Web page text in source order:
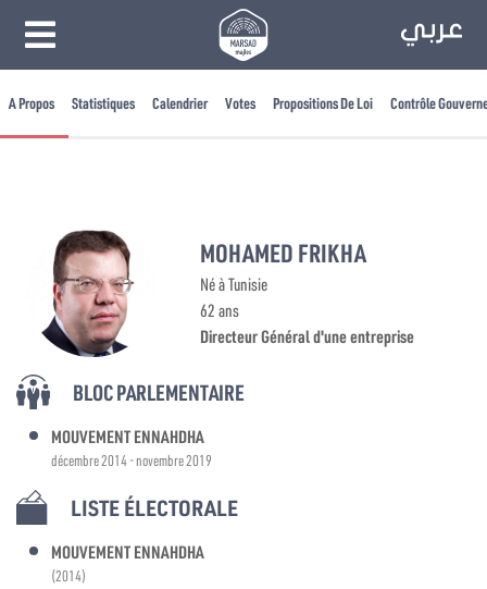
A Propos Statistiques Calendrier Votes Propositions De Loi Contrôle
MOHAMED FRIKHA
Né à Tunisie
62 ans
Directeur Général d'une entreprise
BLOC PARLEMENTAIRE
MOUVEMENT ENNAHDHA
décembre 2014 - novembre 2019
LISTE ÉLECTORALE
MOUVEMENT ENNAHDHA
(2014)